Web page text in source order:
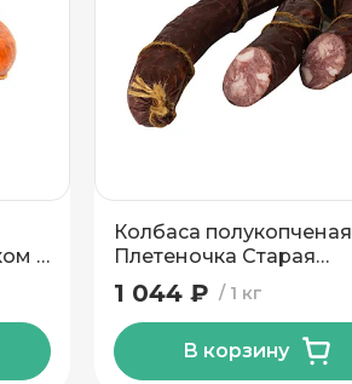
и
Колбаса полукопченая
Плетеночка Старая
Станица
1 кг
1 044 ₽
В корзину